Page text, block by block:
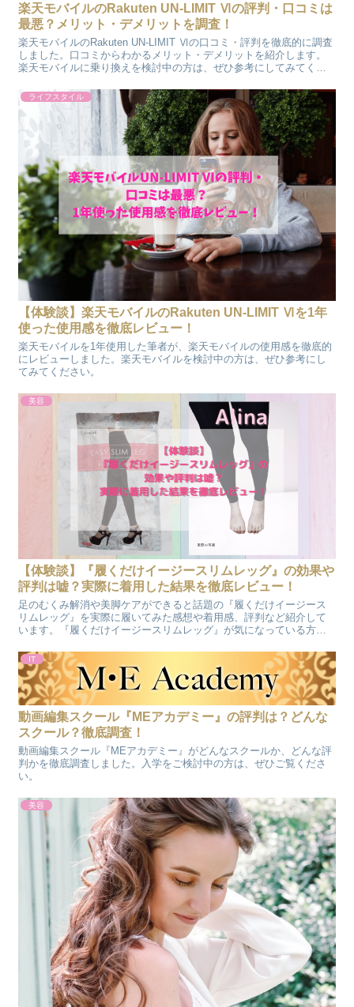
楽天モバイルのRakuten UN-LIMIT Ⅵの評判・口コミは
最悪？メリット・デメリットを調査！
楽天モバイルのRakuten UN-LIMIT Ⅵの口コミ・評判を徹底的に調査
しました。口コミからわかるメリット・デメリットを紹介します。
楽天モバイルに乗り換えを検討中の方は、ぜひ参考にしてみてくだ
ライフスタイル
【体験談】楽天モバイルのRakuten UN-LIMIT Ⅵを1年
使った使用感を徹底レビュー！
楽天モバイルを1年使用した筆者が、楽天モバイルの使用感を徹底的
にレビューしました。楽天モバイルを検討中の方は、ぜひ参考にし
てみてください。
美容
【体験談】『履くだけイージースリムレッグ』の効果や
評判は嘘？実際に着用した結果を徹底レビュー！
足のむくみ解消や美脚ケアができると話題の『履くだけイージース
リムレッグ』を実際に履いてみた感想や着用感、評判など紹介して
います。『履くだけイージースリムレッグ』が気になっている方
IT
動画編集スクール『MEアカデミー』の評判は？どんな
スクール？徹底調査！
動画編集スクール『MEアカデミー』がどんなスクールか、どんな評
判かを徹底調査しました。入学をご検討中の方は、ぜひご覧くださ
い。
美容